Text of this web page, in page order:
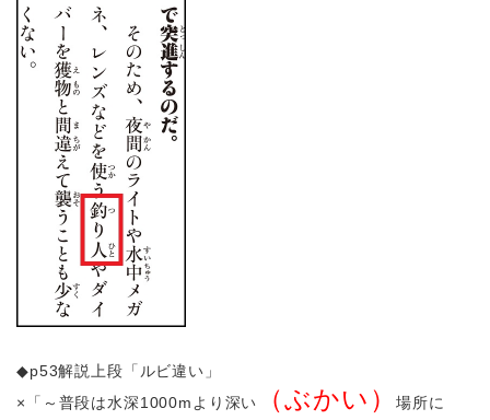
◆p53解説上段「ルビ違い」
×「～普段は水深1000mより深い
（ぶかい）場所に